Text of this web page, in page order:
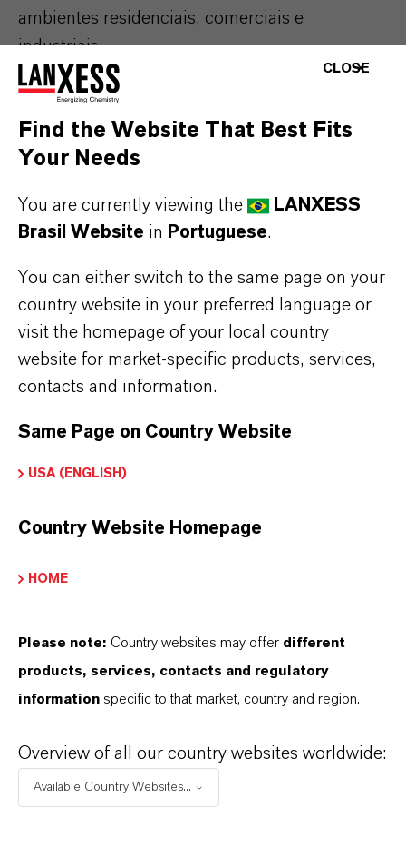
ambientes residenciais, comerciais e
industriais.
Em residências, escritórios ou áreas de grande
circulação, os aditivos especiais proporcionam
camadas adicionais de segurança, oferecendo
6000), controle de ácaros (IPEL® 7003) e
assim melhorias significativas na qualidade do
mais rigorosos — como hospitais, clínicas e
laboratórios — nossa linha de aditivos
antimicrobianos AgNano® 6010 e Rozone®
2000 garantem proteção ativa e contínua
para um ambiente mais seguro e higiênico.
Utilizar aditivos especiais significa investir não
também na criação de espaços mais saudáveis,
Entre em contato conosco
NOME*
CLOSE
Find the Website That Best Fits
Your Needs
You are currently viewing the
LANXESS
Brasil Website in Portuguese.
You can either switch to the same page on your
country website in your preferred language or
visit the homepage of your local country
website for market-specific products, services,
contacts and information.
Same Page on Country Website
USA (ENGLISH)
Country Website Homepage
HOME
Please note: Country websites may offer different
products, services, contacts and regulatory
information specific to that market, country and region.
Overview of all our country websites worldwide:
Available Country Websites...